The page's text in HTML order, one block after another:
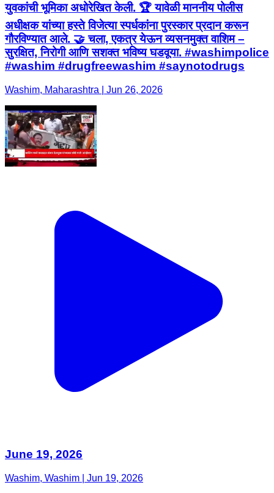
युवकांची भूमिका अधोरेखित केली. 🏆 यावेळी माननीय पोलीस
अधीक्षक यांच्या हस्ते विजेत्या स्पर्धकांना पुरस्कार प्रदान करून
गौरविण्यात आले. 🤝 चला, एकत्र येऊन व्यसनमुक्त वाशिम –
सुरक्षित, निरोगी आणि सशक्त भविष्य घडवूया. #washimpolice
#washim #drugfreewashim #saynotodrugs
Washim, Maharashtra | Jun 26, 2026
June 19, 2026
Washim, Washim | Jun 19, 2026